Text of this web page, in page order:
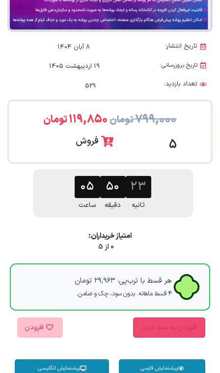
تاریخ انتشار: 8 آبان 1404
تاریخ بروزرسانی:
19 اردیبهشت 1405
تعداد بازدید:
529
۷۹۹,۰۰۰تومان۱۱۹,۸۵۰تومان
5 فروش
۰۵
ساعت
۵۰
دقیقه
۲۲
ثانیه
امتیاز خریداران:
0 از 5
هر قسط با ترب‌پی: ۲۹,۹۶۳ تومان
۴ قسط ماهانه. بدون سود، چک و ضامن.
افزودن به سبد خرید افزودن
پیشنمایش فارسی پیشنمایش انگلیسی